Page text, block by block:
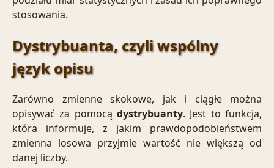
stosowania.
Dystrybuanta, czyli wspólny
język opisu
Zarówno zmienne skokowe, jak i ciągłe można
opisywać za pomocą dystrybuanty. Jest to funkcja,
która informuje, z jakim prawdopodobieństwem
zmienna losowa przyjmie wartość nie większą od
danej liczby.